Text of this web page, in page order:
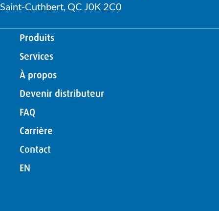
Saint-Cuthbert, QC J0K 2C0
Produits
Services
À propos
Devenir distributeur
FAQ
Carrière
Contact
EN